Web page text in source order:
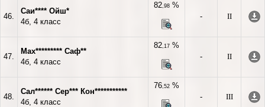
46.
Саи**** Ойш*
4б, 4 класс
82,98 %
-
II
47.
Мах********* Саф**
4б, 4 класс
82,17 %
-
II
48.
Сал****** Сер*** Кон***********
4б, 4 класс
76,52 %
-
III